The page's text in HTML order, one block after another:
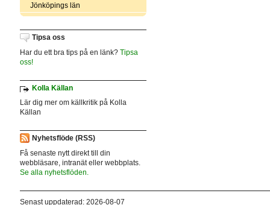
Jönköpings län
Tipsa oss
Har du ett bra tips på en länk? Tipsa
oss!
Kolla Källan
Lär dig mer om källkritik på Kolla
Källan
Nyhetsflöde (RSS)
Få senaste nytt direkt till din
webbläsare, intranät eller webbplats.
Se alla nyhetsflöden.
Senast uppdaterad: 2026-08-07